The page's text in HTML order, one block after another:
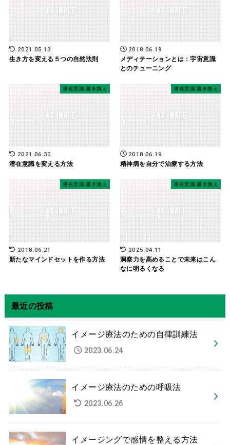
2021.05.13
生き方を変える５つの自然法則
2018.06.19
メディテーションとは：宇宙意識
とのチューニング
潜在意識 書き換え
2021.06.30
潜在意識を変える方法
潜在意識 書き換え
2018.06.19
精神病を自分で治療する方法
潜在意識 書き換え
2018.06.21
新たなマインドセットを作る方法
潜在意識 書き換え
2025.04.11
洞察力を高めることで未来はこん
なに明るくなる
最近の投稿
イメージ療法のための自律訓練法
2023.06.24
イメージ療法のための呼吸法
2023.06.26
イメージングで感情を整える方法